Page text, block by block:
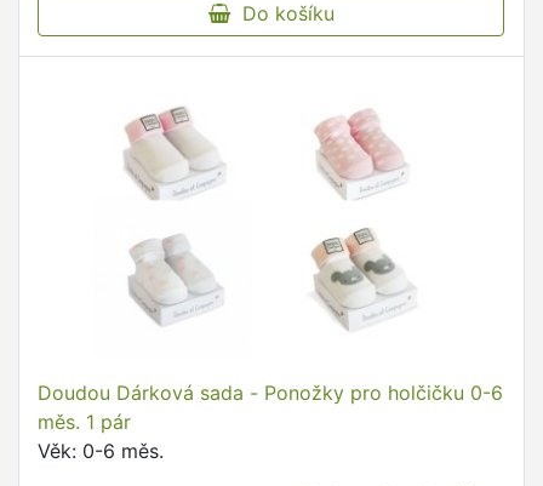
Do košíku
Doudou Dárková sada - Ponožky pro holčičku 0-6
měs. 1 pár
Věk: 0-6 měs.